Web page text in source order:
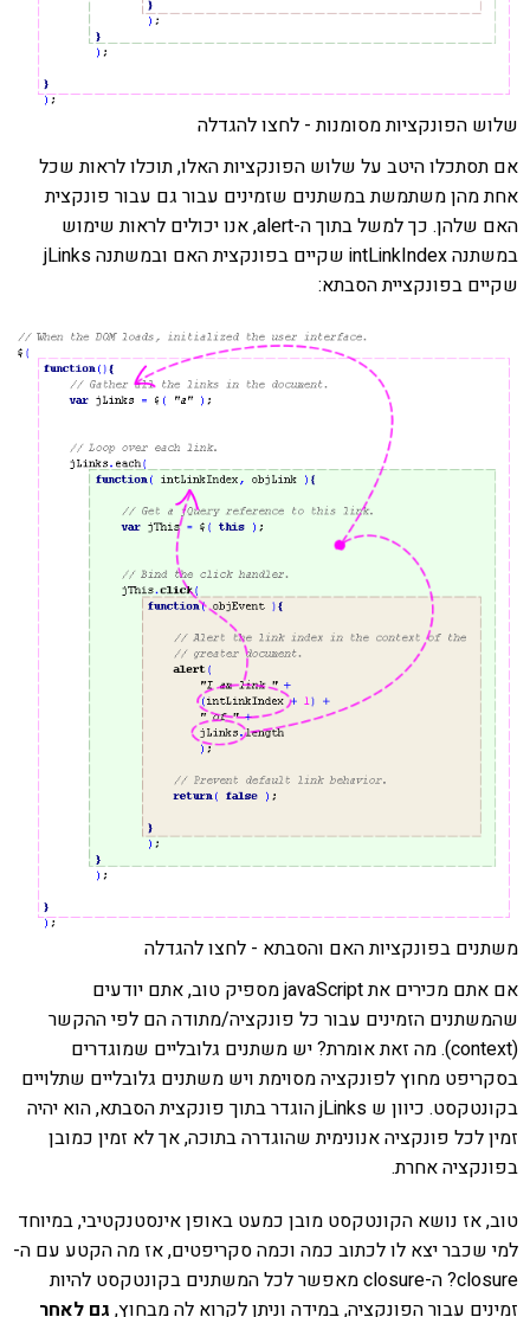
שלוש הפונקציות מסומנות - לחצו להגדלה
אם תסתכלו היטב על שלוש הפונקציות האלו, תוכלו לראות שכל
אחת מהן משתמשת במשתנים שזמינים עבור גם עבור פונקצית
האם שלהן. כך למשל בתוך ה-alert, אנו יכולים לראות שימוש
במשתנה intLinkIndex שקיים בפונקצית האם ובמשתנה jLinks
שקיים בפונקציית הסבתא:
משתנים בפונקציות האם והסבתא - לחצו להגדלה
אם אתם מכירים את javaScript מספיק טוב, אתם יודעים
שהמשתנים הזמינים עבור כל פונקציה/מתודה הם לפי ההקשר
(context). מה זאת אומרת? יש משתנים גלובליים שמוגדרים
בסקריפט מחוץ לפונקציה מסוימת ויש משתנים גלובליים שתלויים
בקונטקסט. כיוון ש jLinks הוגדר בתוך פונקצית הסבתא, הוא יהיה
זמין לכל פונקציה אנונימית שהוגדרה בתוכה, אך לא זמין כמובן
בפונקציה אחרת.
טוב, אז נושא הקונטקסט מובן כמעט באופן אינסטנקטיבי, במיוחד
למי שכבר יצא לו לכתוב כמה וכמה סקריפטים, אז מה הקטע עם ה-
closure? ה-closure מאפשר לכל המשתנים בקונטקסט להיות
זמינים עבור הפונקציה, במידה וניתן לקרוא לה מבחוץ, גם לאחר